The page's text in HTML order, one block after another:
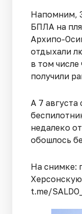
Напомним,
БПЛА на
Архипо-
отдыхали
в том
получили
А 7 августа
недалеко
обошлось
На снимке:
t.me/